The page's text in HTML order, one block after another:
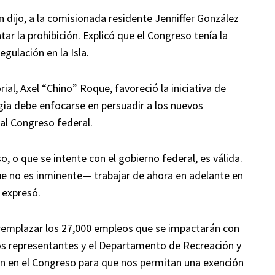
a la comisionada residente Jenniffer González
la prohibición. Explicó que el Congreso tenía la
en la Isla.
Axel “Chino” Roque, favoreció la iniciativa de
debe enfocarse en persuadir a los nuevos
Congreso federal.
o que se intente con el gobierno federal, es válida.
no es inminente— trabajar de ahora en adelante en
los 27,000 empleos que se impactarán con
representantes y el Departamento de Recreación y
el Congreso para que nos permitan una exención